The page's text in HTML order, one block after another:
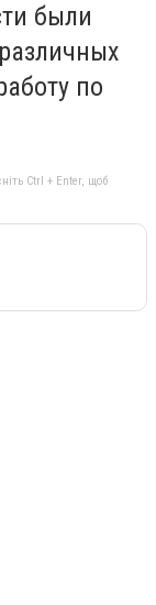
были
по
Ctrl + Enter, щоб